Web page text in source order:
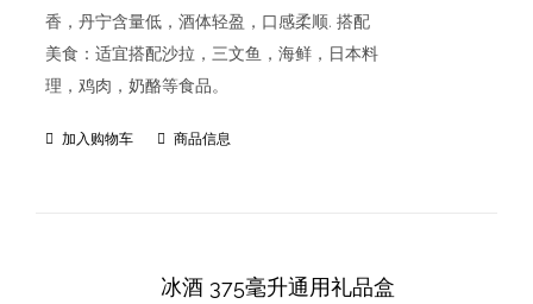
香，丹宁含量低，酒体轻盈，口感柔顺. 搭配
美食：适宜搭配沙拉，三文鱼，海鲜，日本料
理，鸡肉，奶酪等食品。
加入购物车 商品信息
冰酒 375毫升通用礼品盒